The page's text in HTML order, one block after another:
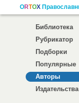
Библиотека
Рубрикатор
Подборки
Популярные
Авторы
Издательства